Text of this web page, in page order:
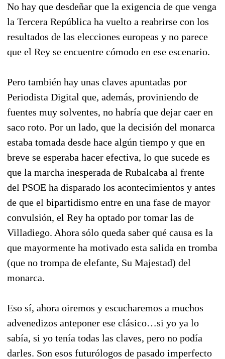
No hay que desdeñar que la exigencia de que venga
la Tercera República ha vuelto a reabrirse con los
resultados de las elecciones europeas y no parece
que el Rey se encuentre cómodo en ese escenario.
Pero también hay unas claves apuntadas por
Periodista Digital que, además, proviniendo de
fuentes muy solventes, no habría que dejar caer en
saco roto. Por un lado, que la decisión del monarca
estaba tomada desde hace algún tiempo y que en
breve se esperaba hacer efectiva, lo que sucede es
que la marcha inesperada de Rubalcaba al frente
del PSOE ha disparado los acontecimientos y antes
de que el bipartidismo entre en una fase de mayor
convulsión, el Rey ha optado por tomar las de
Villadiego. Ahora sólo queda saber qué causa es la
que mayormente ha motivado esta salida en tromba
(que no trompa de elefante, Su Majestad) del
monarca.
Eso sí, ahora oiremos y escucharemos a muchos
advenedizos anteponer ese clásico…si yo ya lo
sabía, si yo tenía todas las claves, pero no podía
darles. Son esos futurólogos de pasado imperfecto